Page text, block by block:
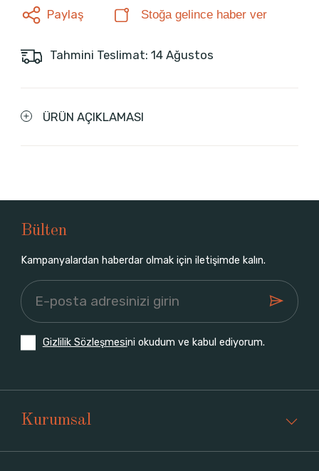
Paylaş Stoğa gelince haber ver
Tahmini Teslimat: 14 Ağustos
ÜRÜN AÇIKLAMASI
Bülten
Kampanyalardan haberdar olmak için iletişimde kalın.
Gizlilik Sözleşmesini okudum ve kabul ediyorum.
Kurumsal